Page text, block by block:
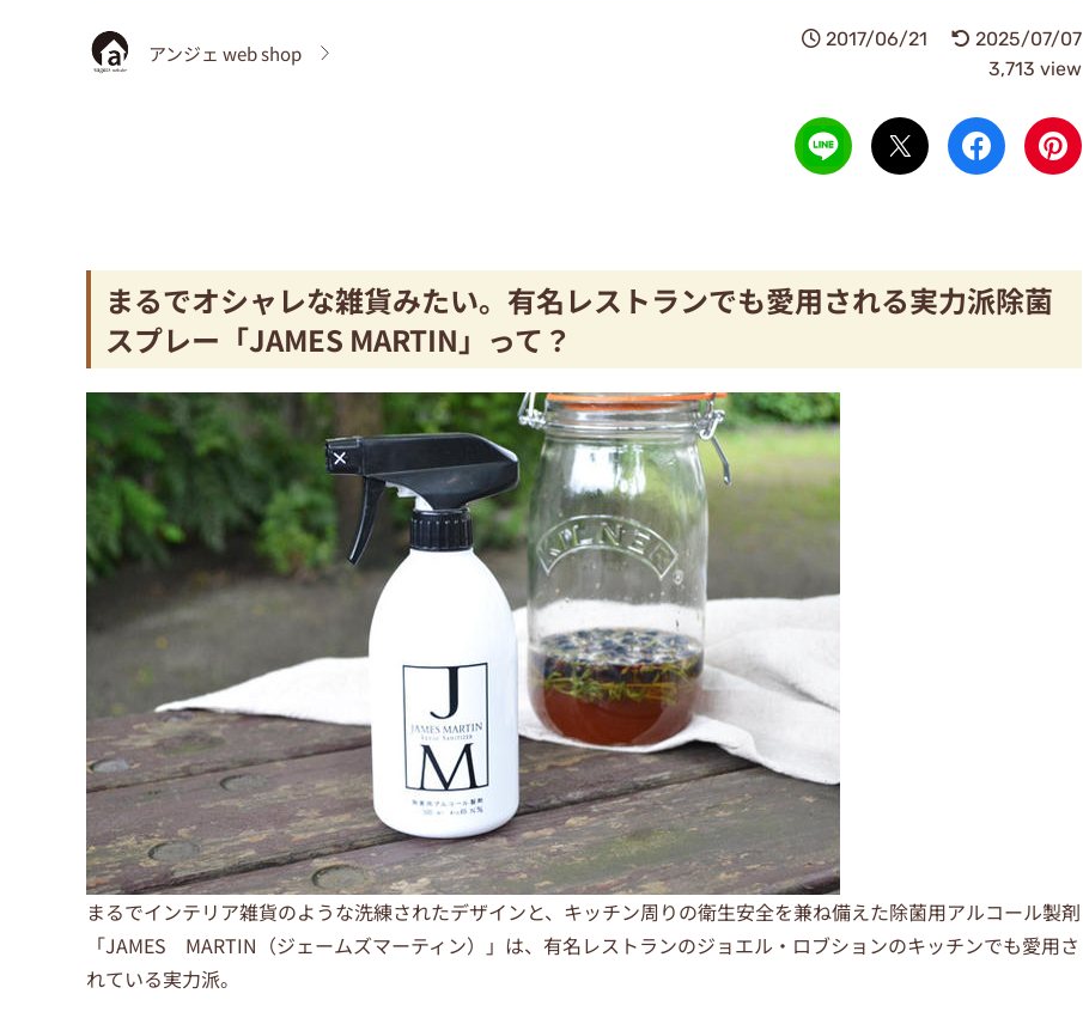
アンジェ web shop
2017/06/21
2025/07/07
3,713 view
まるでオシャレな雑貨みたい。有名レストランでも愛用される実力派除菌
スプレー「JAMES MARTIN」って？
まるでインテリア雑貨のような洗練されたデザインと、キッチン周りの衛生安全を兼ね備えた除菌用アルコール製剤
「JAMES MARTIN（ジェームズマーティン）」は、有名レストランのジョエル・ロブションのキッチンでも愛用さ
れている実力派。